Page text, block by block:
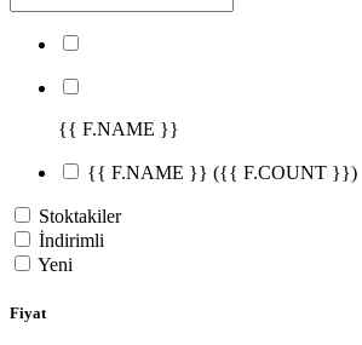
{{ F.NAME }}
{{ F.NAME }} ({{ F.COUNT }})
Stoktakiler
İndirimli
Yeni
Fiyat